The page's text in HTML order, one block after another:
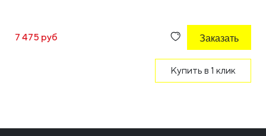
7 475 руб Заказать
Купить в 1 клик